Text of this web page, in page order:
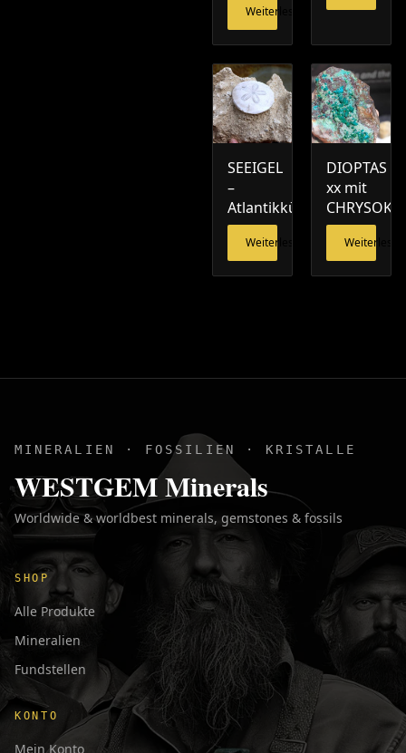
Weiterlesen
SEEIGEL
–
Atlantikküste
Weiterlesen
DIOPTAS
xx mit
Weiterlesen
MINERALIEN · FOSSILIEN · KRISTALLE
WESTGEM Minerals
Worldwide & worldbest minerals, gemstones & fossils
SHOP
Alle Produkte
Mineralien
Fundstellen
KONTO
Mein Konto